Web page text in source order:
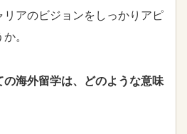
リアのビジョンをしっかりアピ
。
海外留学は、どのような意味